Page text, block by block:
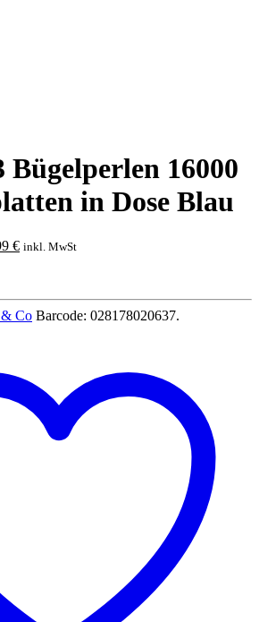
Bügelperlen 16000
in Dose Blau
€Aktueller
inkl. MwSt
Co Barcode: 028178020637.